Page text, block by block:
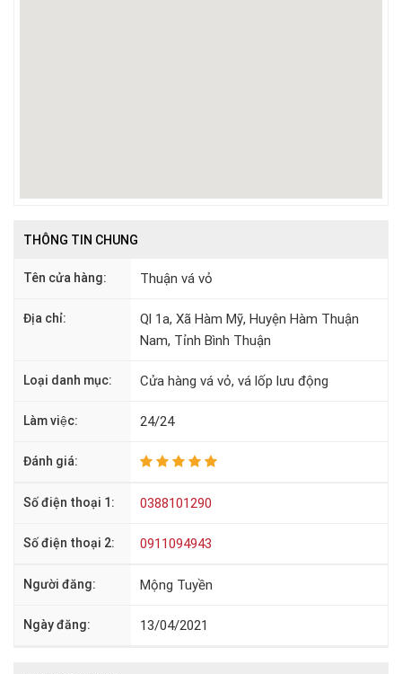
THÔNG TIN CHUNG
Tên cửa hàng: Thuận vá vỏ
Địa chỉ:
Ql 1a, Xã Hàm Mỹ, Huyện Hàm Thuận
Nam, Tỉnh Bình Thuận
Loại danh mục: Cửa hàng vá vỏ, vá lốp lưu động
Làm việc: 24/24
Đánh giá:
Số điện thoại 1: 0388101290
Số điện thoại 2: 0911094943
Người đăng: Mộng Tuyền
Ngày đăng: 13/04/2021